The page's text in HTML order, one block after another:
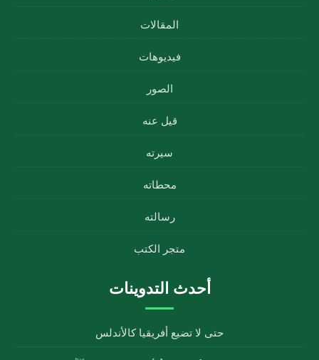
المقالات
فيديوهات
الصور
قيل عنه
سيرته
محطاته
رسالته
متجر الكتب
أحدث التدوينات
حتى لا تضيع أفريقيا كالأندلس